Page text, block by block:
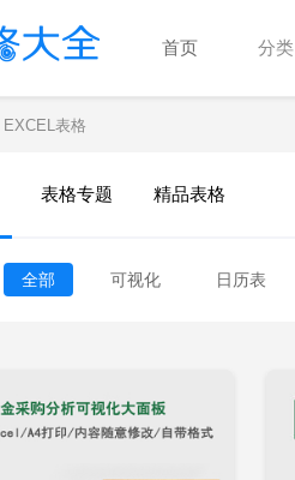
首页 分类
EXCEL表格
表格专题 精品表格
全部 可视化 日历表
收支表 库存表